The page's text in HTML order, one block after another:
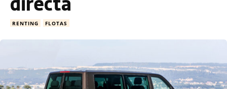
RENTING FLOTAS